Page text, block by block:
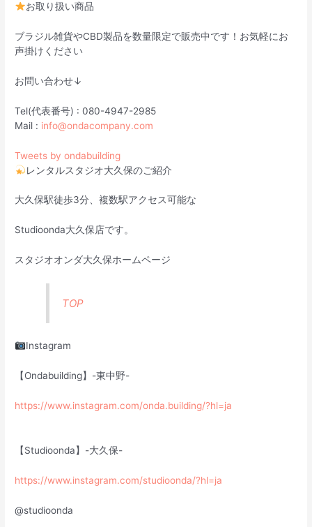
お取り扱い商品
ブラジル雑貨やCBD製品を数量限定で販売中です！お気軽にお
声掛けください
お問い合わせ↓
Tel(代表番号) : 080-4947-2985
Mail : info@ondacompany.com
Tweets by ondabuilding
レンタルスタジオ大久保のご紹介
大久保駅徒歩3分、複数駅アクセス可能な
Studioonda大久保店です。
スタジオオンダ大久保ホームページ
TOP
Instagram
【Ondabuilding】-東中野-
https://www.instagram.com/onda.building/?hl=ja
【Studioonda】-大久保-
https://www.instagram.com/studioonda/?hl=ja
@studioonda